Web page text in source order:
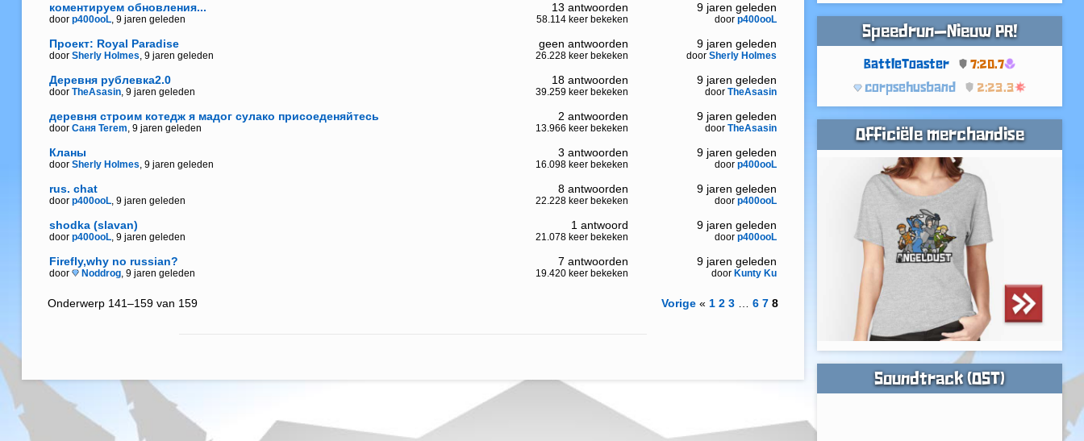
коментируем обновления...
door p400ooL, 9 jaren geleden
13 antwoorden
58.114 keer bekeken
9 jaren geleden
door p400ooL
Проект: Royal Paradise
door Sherly Holmes, 9 jaren geleden
geen antwoorden
26.228 keer bekeken
9 jaren geleden
door Sherly Holmes
Деревня рублевка2.0
door TheAsasin, 9 jaren geleden
18 antwoorden
39.259 keer bekeken
9 jaren geleden
door TheAsasin
деревня строим котедж я мадог сулако присоеденяйтесь
door Саня Terem, 9 jaren geleden
2 antwoorden
13.966 keer bekeken
9 jaren geleden
door TheAsasin
Кланы
door Sherly Holmes, 9 jaren geleden
3 antwoorden
16.098 keer bekeken
9 jaren geleden
door p400ooL
rus. chat
door p400ooL, 9 jaren geleden
8 antwoorden
22.228 keer bekeken
9 jaren geleden
door p400ooL
shodka (slavan)
door p400ooL, 9 jaren geleden
1 antwoord
21.078 keer bekeken
9 jaren geleden
door p400ooL
Firefly,why no russian?
door Noddrog, 9 jaren geleden
7 antwoorden
19.420 keer bekeken
9 jaren geleden
door Kunty Ku
Onderwerp 141–159 van 159 Vorige « 1 2 3 …6 7 8
Speedrun—Nieuw PR!
BattleToaster
7:20.7
corpsehusband
2:23.3
Officiële merchandise
Soundtrack (OST)